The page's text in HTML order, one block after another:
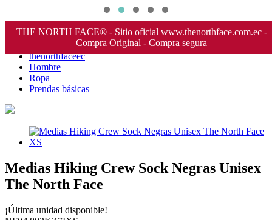
THE NORTH FACE® - Sitio oficial www.thenorthface.com.ec -
Compra Original - Compra segura
thenorthfaceec
Hombre
Ropa
Prendas básicas
Medias Hiking Crew Sock Negras Unisex
The North Face
¡Última unidad disponible!